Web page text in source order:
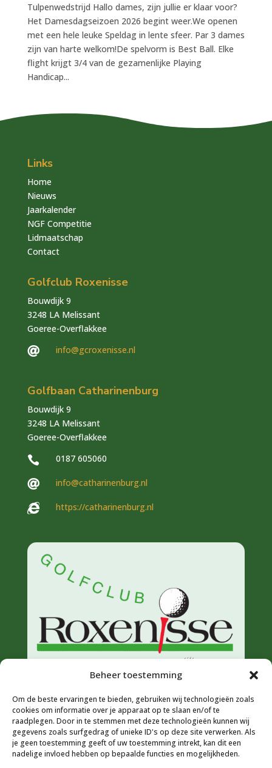
Beheer toestemming
Om de beste ervaringen te bieden, gebruiken wij technologieën zoals
cookies om informatie over je apparaat op te slaan en/of te
raadplegen. Door in te stemmen met deze technologieën kunnen wij
gegevens zoals surfgedrag of unieke ID's op deze site verwerken. Als
je geen toestemming geeft of uw toestemming intrekt, kan dit een
nadelige invloed hebben op bepaalde functies en mogelijkheden.
Tulpenwedstrijd Hallo dames, zijn jullie er klaar voor?
Het Damesdagseizoen 2026 begint weer.We openen
met een hele leuke Speldag in lente sfeer. Par 3 dames
zijn van harte welkom!De spelvorm is Best Ball. Elke
flight krijgt 3/4 van de gezamenlijke Playing
Handicap...
Links
Home
Nieuws
Jaarkalender
NGF Competitie
Lidmaatschap
Contact
Golfclub Roxenisse
Bouwdijk 9
3248 LA Melissant
Goeree-Overflakkee
 info@gcroxenisse.nl
Golfbaan Catharinenburg
Bouwdijk 9
3248 LA Melissant
Goeree-Overflakkee
 0187 605060
 info@catharinenburg.nl
 https://catharinenburg.nl